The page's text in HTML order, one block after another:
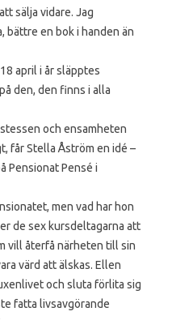
sälja vidare. Jag
bättre en bok i handen än
april i år släpptes
den, den finns i alla
och ensamheten
får Stella Åström en idé –
Pensionat Pensé i
men vad har hon
de sex kursdeltagarna att
vill återfå närheten till sin
värd att älskas. Ellen
och sluta förlita sig
fatta livsavgörande